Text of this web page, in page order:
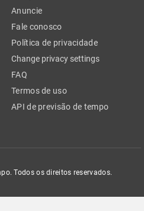
Anuncie
Fale conosco
Política de privacidade
Change privacy settings
FAQ
Termos de uso
API de previsão de tempo
Todos os direitos reservados.